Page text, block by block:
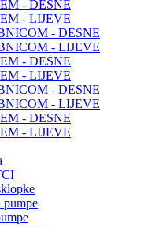
- DESNE
- LIJEVE
- DESNE
- LIJEVE
- DESNE
- LIJEVE
- DESNE
- LIJEVE
- DESNE
- LIJEVE
pumpe